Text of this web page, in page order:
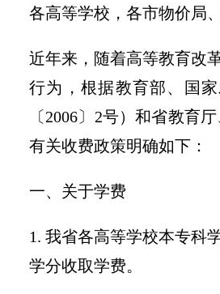
各高等学校，各市物价局
近年来，随着高等教育改
行为，根据教育部、国
〔2006〕2号）和省教育
有关收费政策明确如下：
一、关于学费
1. 我省各高等学校本专科
学分收取学费。